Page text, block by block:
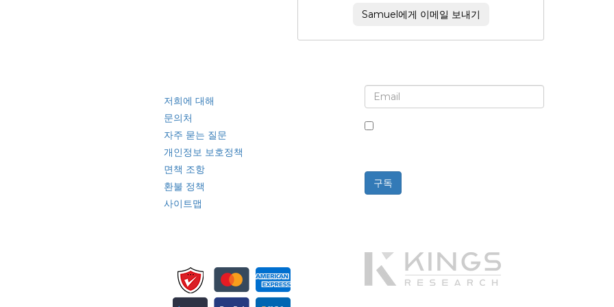
Samuel에게 이메일 보내기
저희에 대해
문의처
자주 묻는 질문
개인정보 보호정책
면책 조항
환불 정책
사이트맵
구독